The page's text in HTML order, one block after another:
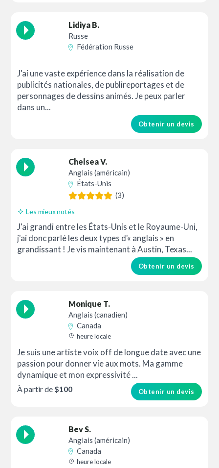
Lidiya B.
Russe
Fédération Russe
J'ai une vaste expérience dans la réalisation de
publicités nationales, de publireportages et de
personnages de dessins animés. Je peux parler
dans un...
Obtenir un devis
Chelsea V.
Anglais (américain)
États-Unis
(3)
Les mieux notés
J'ai grandi entre les États-Unis et le Royaume-Uni,
j'ai donc parlé les deux types d'« anglais » en
grandissant ! Je vis maintenant à Austin, Texas...
Obtenir un devis
Monique T.
Anglais (canadien)
Canada
heure locale
Je suis une artiste voix off de longue date avec une
passion pour donner vie aux mots. Ma gamme
dynamique et mon expressivité ...
Obtenir un devis
À partir de $100
Bev S.
Anglais (américain)
Canada
heure locale